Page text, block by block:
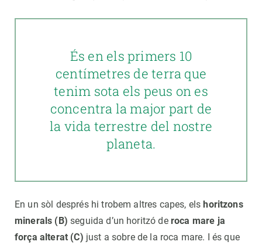
És en els primers 10
centímetres de terra que
tenim sota els peus on es
concentra la major part de
la vida terrestre del nostre
planeta.
En un sòl després hi trobem altres capes, elshoritzons
minerals (B) seguida d’un horitzó deroca mare ja
força alterat (C) just a sobre de la roca mare. I és que